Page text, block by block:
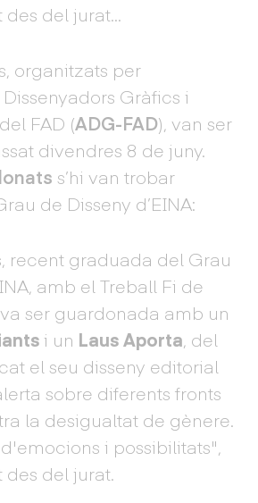
del jurat...
organitzats per
Dissenyadors Gràfics i
FAD (ADG-FAD), van ser
divendres 8 de juny.
s’hi van trobar
de Disseny d’EINA:
recent graduada del Grau
amb el Treball Fi de
va ser guardonada amb un
i un Laus Aporta, del
el seu disseny editorial
sobre diferents fronts
la desigualtat de gènere.
i possibilitats",
des del jurat.